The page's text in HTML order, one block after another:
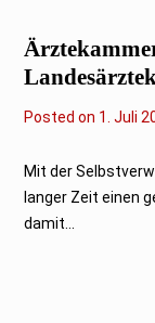
Posted on 1. Juli
Mit der
langer Zeit einen
damit...